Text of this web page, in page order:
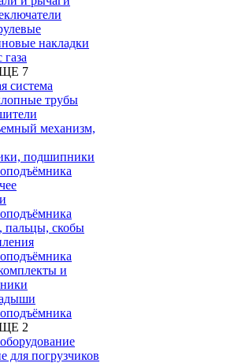
накладки
газа
7
система
трубы
механизм,
подшипники
пальцы, скобы
и
2
для погрузчиков